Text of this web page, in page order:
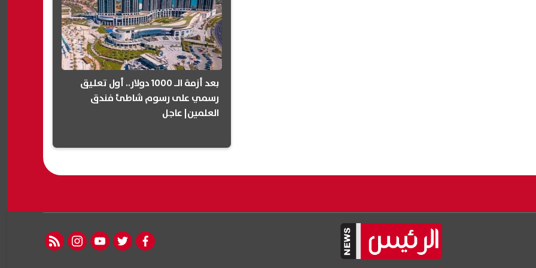
بعد أزمة الـ 1000 دولار.. أول تعليق
رسمي على رسوم شاطئ فندق
العلمين| عاجل
facebook
twitter
youtube
instagram
rss feed